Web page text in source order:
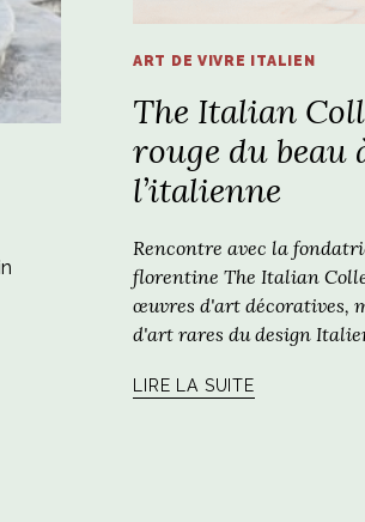
ART DE VIVRE ITALIEN
The Italian
rouge du beau
l’italienne
Rencontre avec la
florentine The Italian
œuvres d'art décoratives,
d'art rares du design
LIRE LA SUITE